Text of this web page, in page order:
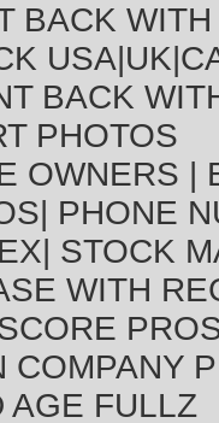
BACK
BACK
PHOTOS
OWNERS |
PHONE
STOCK
WITH
COMPANY
AGE FULLZ